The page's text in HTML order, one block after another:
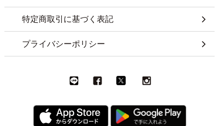
特定商取引に基づく表記
プライバシーポリシー